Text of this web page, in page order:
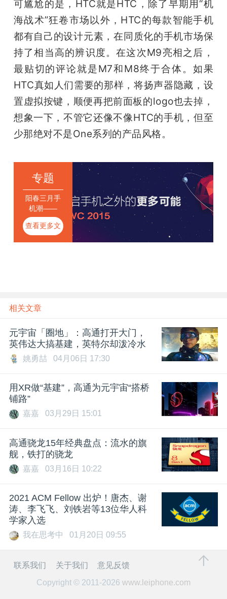
可尴尬的是，HTC就是HTC，除了早期用“机
海战术”狂卷市场以外，HTC的每款智能手机
都有自己的设计元素，在同质化的手机市场保
持了相当高的辨识度。在这次M9亮相之后，
最贴切的评论就是M7和M8终于合体。如果
HTC真如人们需要的那样，将扬声器隐藏，设
置虚拟按键，顺便再把前面板的logo也去掉，
想象一下，不管它还像不像HTC的手机，但至
少那绝对不是One系列的产品风格。
专题
阳春三月手
机潮——
MWC 2015
查看更多文
章
相关文章
元宇宙「圈地」：高通打开大门，
英伟达大搞基建，英特尔却泼冷水
姚勇喆 04月06日 17:30
用XR做“基建”，高通为元宇宙“搭桥
铺路”
嘉嘉 03月29日 15:01
高通骁龙15年经典盘点：流水的旗
舰，铁打的骁龙
嘉嘉 03月16日 10:22
2021 ACM Fellow 出炉！唐杰、谢
涛、李飞飞、刘铁岩等13位华人科
学家入选
我在思考中 01月20日 09:55
联系我们 关于我们
意见反馈
Copyright © 2011-2026 www.leiphone.com